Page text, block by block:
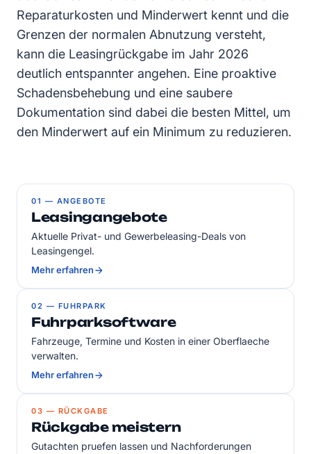
Reparaturkosten und Minderwert kennt und die
Grenzen der normalen Abnutzung versteht,
kann die Leasingrückgabe im Jahr 2026
deutlich entspannter angehen. Eine proaktive
Schadensbehebung und eine saubere
Dokumentation sind dabei die besten Mittel, um
den Minderwert auf ein Minimum zu reduzieren.
01 — ANGEBOTE
Leasingangebote
Aktuelle Privat- und Gewerbeleasing-Deals von
Leasingengel.
Mehr erfahren
02 — FUHRPARK
Fuhrparksoftware
Fahrzeuge, Termine und Kosten in einer Oberflaeche
verwalten.
Mehr erfahren
03 — RÜCKGABE
Rückgabe meistern
Gutachten pruefen lassen und Nachforderungen